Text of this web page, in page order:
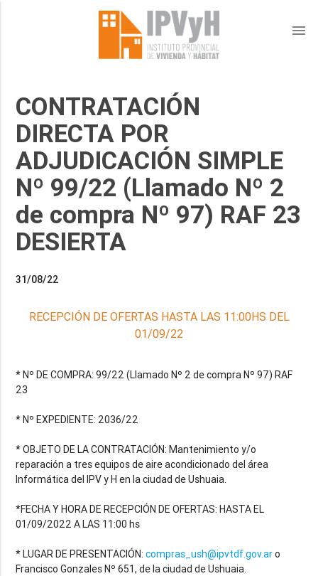
menu
CONTRATACIÓN
DIRECTA POR
ADJUDICACIÓN SIMPLE
Nº 99/22 (Llamado Nº 2
de compra Nº 97) RAF 23
DESIERTA
31/08/22
RECEPCIÓN DE OFERTAS HASTA LAS 11:00HS DEL
01/09/22
* Nº DE COMPRA: 99/22 (Llamado Nº 2 de compra Nº 97) RAF
23
* Nº EXPEDIENTE: 2036/22
* OBJETO DE LA CONTRATACIÓN: Mantenimiento y/o
reparación a tres equipos de aire acondicionado del área
Informática del IPV y H en la ciudad de Ushuaia.
*FECHA Y HORA DE RECEPCIÓN DE OFERTAS: HASTA EL
01/09/2022 A LAS 11:00 hs
* LUGAR DE PRESENTACIÓN:compras_ush@ipvtdf.gov.aro
Francisco Gonzales Nº 651, de la ciudad de Ushuaia.